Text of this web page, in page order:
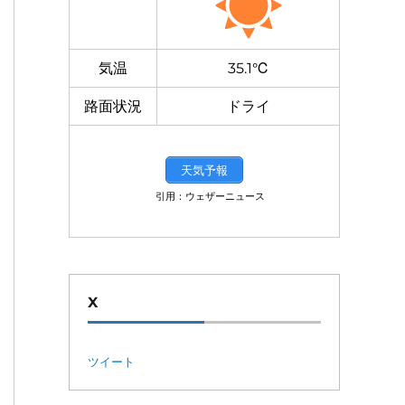
気温 35.1℃
路面状況 ドライ
天気予報
引用：ウェザーニュース
X
ツイート